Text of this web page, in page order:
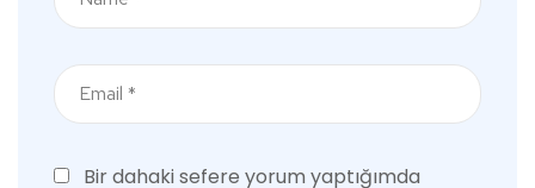
Bir dahaki sefere yorum yaptığımda